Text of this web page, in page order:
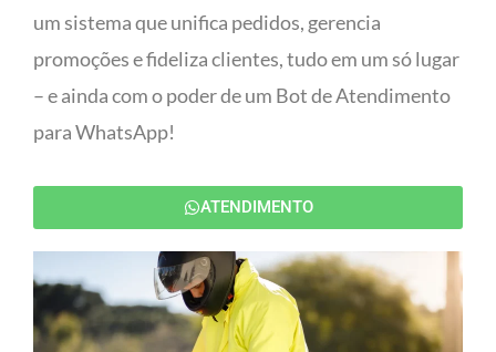
um sistema que unifica pedidos, gerencia
promoções e fideliza clientes, tudo em um só lugar
– e ainda com o poder de um Bot de Atendimento
para WhatsApp!
ATENDIMENTO